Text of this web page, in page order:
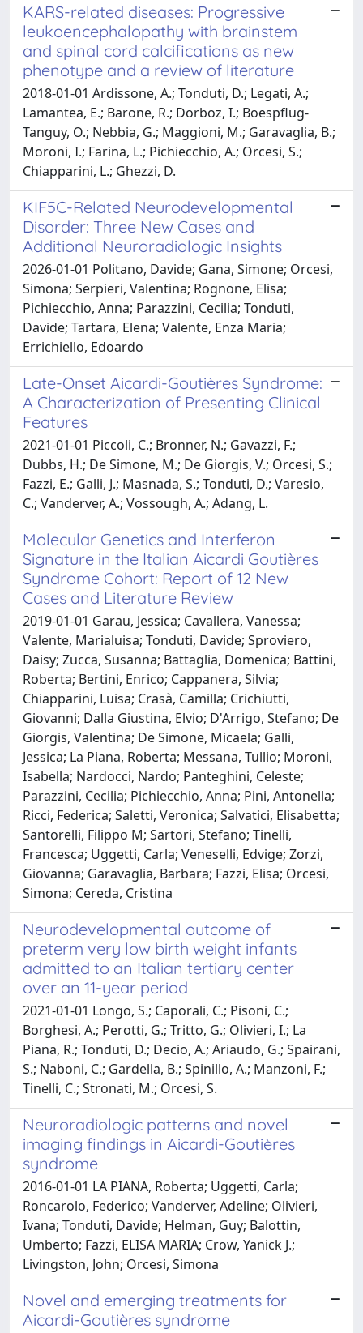
KARS-related diseases: Progressive
leukoencephalopathy with brainstem
and spinal cord calcifications as new
phenotype and a review of literature
2018-01-01 Ardissone, A.; Tonduti, D.; Legati, A.;
Lamantea, E.; Barone, R.; Dorboz, I.; Boespflug-
Tanguy, O.; Nebbia, G.; Maggioni, M.; Garavaglia, B.;
Moroni, I.; Farina, L.; Pichiecchio, A.; Orcesi, S.;
Chiapparini, L.; Ghezzi, D.
KIF5C-Related Neurodevelopmental
Disorder: Three New Cases and
Additional Neuroradiologic Insights
2026-01-01 Politano, Davide; Gana, Simone; Orcesi,
Simona; Serpieri, Valentina; Rognone, Elisa;
Pichiecchio, Anna; Parazzini, Cecilia; Tonduti,
Davide; Tartara, Elena; Valente, Enza Maria;
Errichiello, Edoardo
Late-Onset Aicardi-Goutières Syndrome:
A Characterization of Presenting Clinical
Features
2021-01-01 Piccoli, C.; Bronner, N.; Gavazzi, F.;
Dubbs, H.; De Simone, M.; De Giorgis, V.; Orcesi, S.;
Fazzi, E.; Galli, J.; Masnada, S.; Tonduti, D.; Varesio,
C.; Vanderver, A.; Vossough, A.; Adang, L.
Molecular Genetics and Interferon
Signature in the Italian Aicardi Goutières
Syndrome Cohort: Report of 12 New
Cases and Literature Review
2019-01-01 Garau, Jessica; Cavallera, Vanessa;
Valente, Marialuisa; Tonduti, Davide; Sproviero,
Daisy; Zucca, Susanna; Battaglia, Domenica; Battini,
Roberta; Bertini, Enrico; Cappanera, Silvia;
Chiapparini, Luisa; Crasà, Camilla; Crichiutti,
Giovanni; Dalla Giustina, Elvio; D'Arrigo, Stefano; De
Giorgis, Valentina; De Simone, Micaela; Galli,
Jessica; La Piana, Roberta; Messana, Tullio; Moroni,
Isabella; Nardocci, Nardo; Panteghini, Celeste;
Parazzini, Cecilia; Pichiecchio, Anna; Pini, Antonella;
Ricci, Federica; Saletti, Veronica; Salvatici, Elisabetta;
Santorelli, Filippo M; Sartori, Stefano; Tinelli,
Francesca; Uggetti, Carla; Veneselli, Edvige; Zorzi,
Giovanna; Garavaglia, Barbara; Fazzi, Elisa; Orcesi,
Simona; Cereda, Cristina
Neurodevelopmental outcome of
preterm very low birth weight infants
admitted to an Italian tertiary center
over an 11-year period
2021-01-01 Longo, S.; Caporali, C.; Pisoni, C.;
Borghesi, A.; Perotti, G.; Tritto, G.; Olivieri, I.; La
Piana, R.; Tonduti, D.; Decio, A.; Ariaudo, G.; Spairani,
S.; Naboni, C.; Gardella, B.; Spinillo, A.; Manzoni, F.;
Tinelli, C.; Stronati, M.; Orcesi, S.
Neuroradiologic patterns and novel
imaging findings in Aicardi-Goutières
syndrome
2016-01-01 LA PIANA, Roberta; Uggetti, Carla;
Roncarolo, Federico; Vanderver, Adeline; Olivieri,
Ivana; Tonduti, Davide; Helman, Guy; Balottin,
Umberto; Fazzi, ELISA MARIA; Crow, Yanick J.;
Livingston, John; Orcesi, Simona
Novel and emerging treatments for
Aicardi-Goutières syndrome